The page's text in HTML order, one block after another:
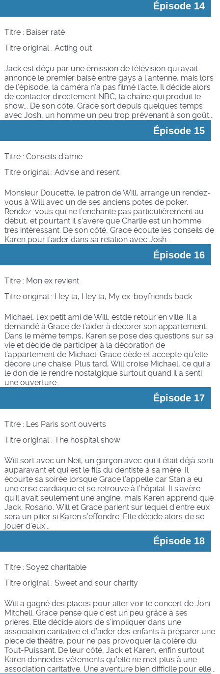
Épisode 14
Titre : Baiser raté
Titre original : Acting out
Jack est déçu par une émission de télévision qui avait
annoncé le premier baisé entre gays à l’antenne, mais lors
de l’épisode, la caméra n’a pas filmé l’acte. Il décide alors
de contacter directement NBC, la chaîne qui produit le
show... De son côté, Grace sort depuis quelques temps
avec Josh, un homme un peu trop prévenant à son goût...
Épisode 15
Titre : Conseils d'amie
Titre original : Advise and resent
Monsieur Doucette, le patron de Will, arrange un rendez-
vous à Will avec un de ses anciens potes de poker.
Rendez-vous qui ne l’enchante pas particulièrement au
début, et pourtant il s’avère que Charlie est un homme
très intéressant. De son côté, Grace écoute les conseils de
Karen pour l’aider dans sa relation avec Josh...
Épisode 16
Titre : Mon ex revient
Titre original : Hey la, Hey la, My ex-boyfriends back
Michael, l’ex petit ami de Will, estde retour en ville. Il a
demandé à Grace de l’aider à décorer son appartement.
Dans le même temps, Karen se pose des questions sur sa
vie et décide de participer à la décoration de
l’appartement de Michael. Grace cède et accepte qu’elle
décore une chaise. Plus tard, Will croise Michael, ce qui a
le don de le rendre nostalgique surtout quand il a senti
une ouverture...
Épisode 17
Titre : Les Paris sont ouverts
Titre original : The hospital show
Will sort avec un Neil, un garçon avec qui il était déjà sorti
auparavant et qui est le fils du dentiste à sa mère. Il
écourte sa soirée lorsque Grace l’appelle car Stan a eu
une crise cardiaque et se retrouve à l’hôpital. Il s’avère
qu’il avait seulement une angine, mais Karen apprend que
Jack, Rosario, Will et Grace parient sur lequel d’entre eux
sera un pilier si Karen s’effondre. Elle décide alors de se
jouer d’eux...
Épisode 18
Titre : Soyez charitable
Titre original : Sweet and sour charity
Will a gagné des places pour aller voir le concert de Joni
Mitchell. Grace pense que c’est un peu grâce à ses
prières. Elle décide alors de s’impliquer dans une
association caritative et d’aider des enfants à préparer une
pièce de théâtre, pour ne pas provoquer la colère du
Tout-Puissant. De leur côté, Jack et Karen, enfin surtout
Karen donnedes vêtements qu’elle ne met plus à une
association caritative. Une aventure bien difficile pour elle...